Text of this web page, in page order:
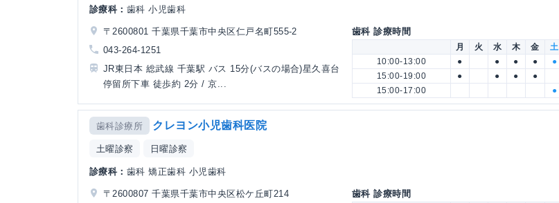
診療科： 歯科 小児歯科
〒2600801 千葉県千葉市中央区仁戸名町555-2
043-264-1251
JR東日本 総武線 千葉駅 バス 15分(バスの場合)星久喜台
停留所下車 徒歩約 2分 / 京...
歯科 診療時間
月 火 水 木 金 土
10:00-13:00
● ● ● ●
●
15:00-19:00
● ● ●
●
15:00-17:00
●
歯科診療所 クレヨン小児歯科医院
土曜診察 日曜診察
診療科： 歯科 矯正歯科 小児歯科
〒2600807 千葉県千葉市中央区松ケ丘町214
歯科 診療時間